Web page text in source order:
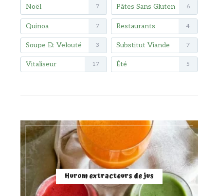
Noël 7 Pâtes Sans Gluten 6
Quinoa 7 Restaurants 4
Soupe Et Velouté 3 Substitut Viande 7
Vitaliseur 17 Été 5
Hurom extracteurs de jus